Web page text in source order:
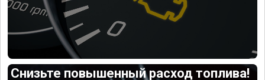
Снизьте повышенный расход топлива!